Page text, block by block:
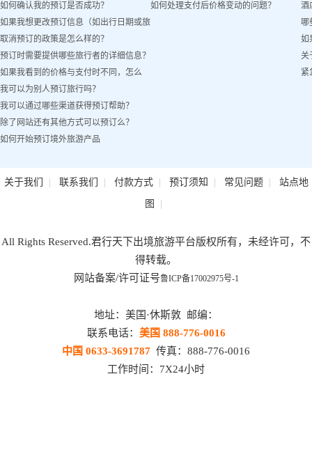
如何确认我的预订是否成功？
如果我想更改预订信息（如出行日期或旅
客姓名）怎么办？
取消预订的政策是怎么样的？
预订时需要提供哪些旅行者的详细信息？
如果我看到的价格与支付时不同，怎么
办？
我可以为别人预订旅行吗？
我可以通过哪些渠道获得预订帮助？
除了网站还有其他方式可以预订么？
如何开始预订境外旅游产品
如何处理支付后价格变动的问题？
酒
哪
如
关
紧
关于我们 | 联系我们 | 付款方式| 预订须知 | 常见问题| 站点地
图 |
All Rights Reserved.君行天下出境旅游平台版权所有，未经许可，不
得转载。
网站备案/许可证号鲁ICP备17002975号-1
地址：美国·休斯敦 邮编：
联系电话： 美国 888-776-0016
中国 0633-3691787 传真：888-776-0016
工作时间：7X24小时